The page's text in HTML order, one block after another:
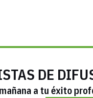
DE
a tu éxito